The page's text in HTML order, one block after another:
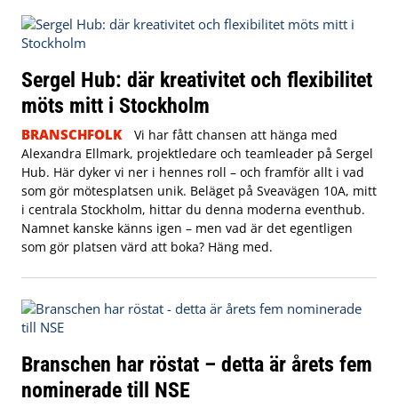
Sergel Hub: där kreativitet och flexibilitet
möts mitt i Stockholm
BRANSCHFOLK
Vi har fått chansen att hänga med
Alexandra Ellmark, projektledare och teamleader på Sergel
Hub. Här dyker vi ner i hennes roll – och framför allt i vad
som gör mötesplatsen unik. Beläget på Sveavägen 10A, mitt
i centrala Stockholm, hittar du denna moderna eventhub.
Namnet kanske känns igen – men vad är det egentligen
som gör platsen värd att boka? Häng med.
Branschen har röstat – detta är årets fem
nominerade till NSE